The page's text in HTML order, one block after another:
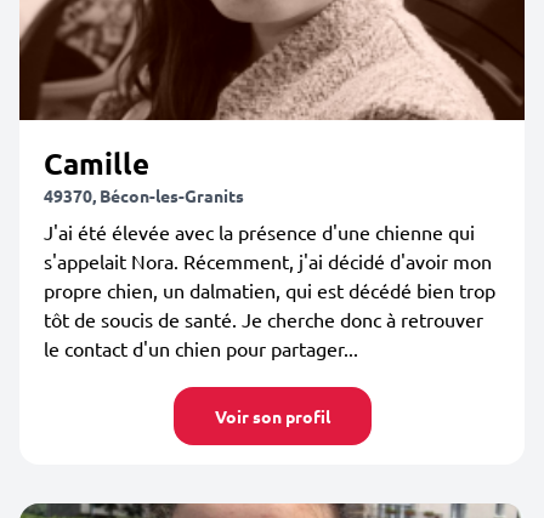
Camille
49370, Bécon-les-Granits
J'ai été élevée avec la présence d'une chienne qui
s'appelait Nora. Récemment, j'ai décidé d'avoir mon
propre chien, un dalmatien, qui est décédé bien trop
tôt de soucis de santé. Je cherche donc à retrouver
le contact d'un chien pour partager...
Voir son profil